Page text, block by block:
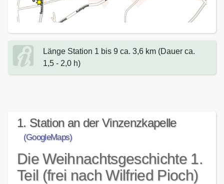
Länge Station 1 bis 9 ca. 3,6 km (Dauer ca.
1,5 - 2,0 h)
1. Station an der Vinzenzkapelle
(GoogleMaps)
Die Weihnachtsgeschichte 1.
Teil (frei nach Wilfried Pioch)